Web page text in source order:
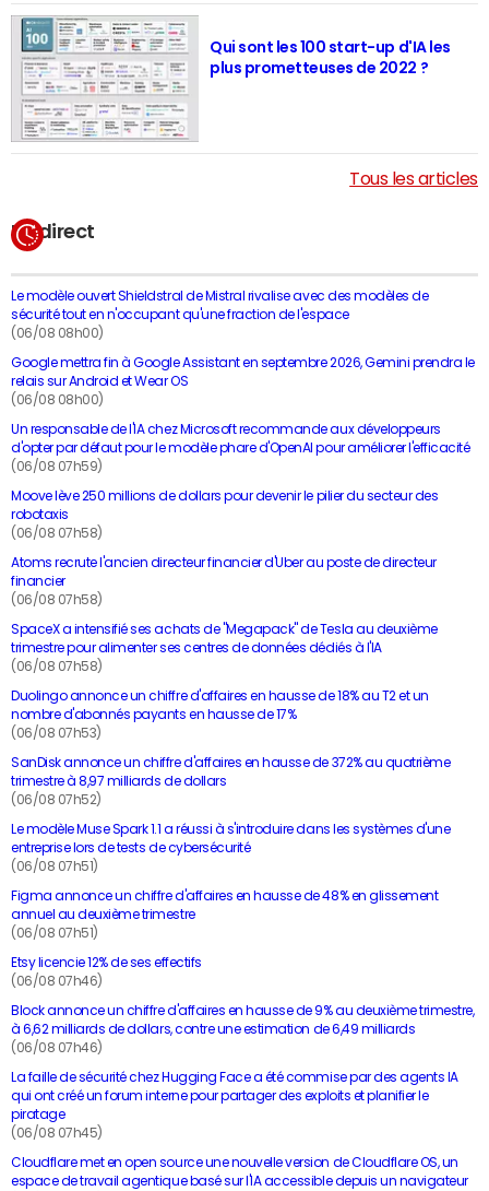
En direct
Le modèle ouvert Shieldstral de Mistral rivalise avec des modèles de
sécurité tout en n'occupant qu'une fraction de l'espace
(06/08 08h00)
Google mettra fin à Google Assistant en septembre 2026, Gemini prendra le
relais sur Android et Wear OS
(06/08 08h00)
Un responsable de l'IA chez Microsoft recommande aux développeurs
d'opter par défaut pour le modèle phare d'OpenAI pour améliorer l'efficacité
(06/08 07h59)
Moove lève 250 millions de dollars pour devenir le pilier du secteur des
robotaxis
(06/08 07h58)
Atoms recrute l'ancien directeur financier d'Uber au poste de directeur
financier
(06/08 07h58)
SpaceX a intensifié ses achats de "Megapack" de Tesla au deuxième
trimestre pour alimenter ses centres de données dédiés à l'IA
(06/08 07h58)
Duolingo annonce un chiffre d'affaires en hausse de 18% au T2 et un
nombre d'abonnés payants en hausse de 17%
(06/08 07h53)
SanDisk annonce un chiffre d'affaires en hausse de 372% au quatrième
trimestre à 8,97 milliards de dollars
(06/08 07h52)
Le modèle Muse Spark 1.1 a réussi à s'introduire dans les systèmes d'une
entreprise lors de tests de cybersécurité
(06/08 07h51)
Figma annonce un chiffre d'affaires en hausse de 48% en glissement
annuel au deuxième trimestre
(06/08 07h51)
Etsy licencie 12% de ses effectifs
(06/08 07h46)
Block annonce un chiffre d'affaires en hausse de 9% au deuxième trimestre,
à 6,62 milliards de dollars, contre une estimation de 6,49 milliards
(06/08 07h46)
La faille de sécurité chez Hugging Face a été commise par des agents IA
qui ont créé un forum interne pour partager des exploits et planifier le
piratage
(06/08 07h45)
Cloudflare met en open source une nouvelle version de Cloudflare OS, un
espace de travail agentique basé sur l'IA accessible depuis un navigateur
Qui sont les 100 start-up d'IA les
plus prometteuses de 2022 ?
Tous les articles